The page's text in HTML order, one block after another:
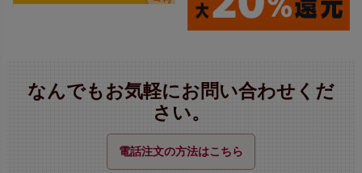
なんでもお気軽にお問い合わせくだ
さい。
電話注文の方法はこちら